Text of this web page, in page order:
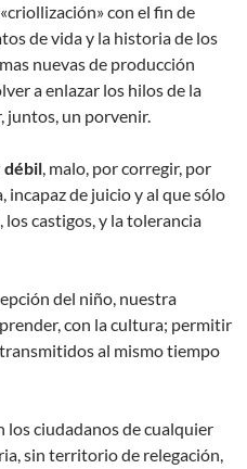
con el fin de
de vida y la historia de los
nuevas de producción
a enlazar los hilos de la
juntos, un porvenir.
débil, malo, por corregir, por
incapaz de juicio y al que sólo
castigos, y la tolerancia
del niño, nuestra
con la cultura; permitir
al mismo tiempo
ciudadanos de cualquier
sin territorio de relegación,